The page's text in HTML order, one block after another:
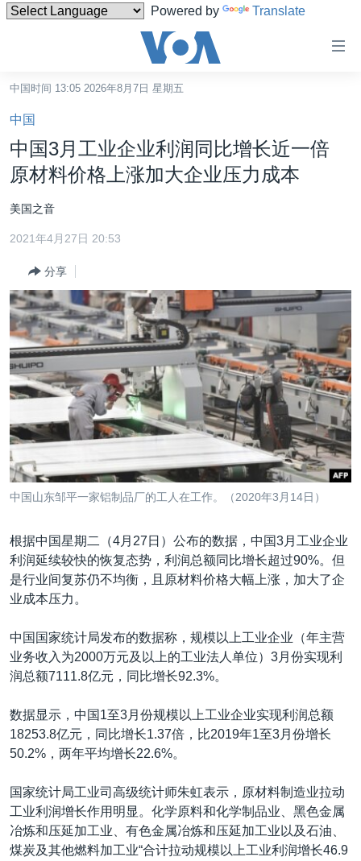
Powered by Translate
碍
链
接
转
内
容
到
导
航
跳
转
到
索
中国
最新国际新闻
印太
中东
欧洲
非洲
美洲
分类新闻
经济·金融·贸易
人权·法律·宗教
科教·文娱·体健
军事
劳工
美中关系
热点专题
白宫要闻
国会报道
美中关系
埃博拉疫情
重要讲话与声明
台海两岸关系
南中国海争端
关注新疆
GEN Z 看美国
VOA视频
VOA今日焦点
中文广播
关注我们
其他语言网站
中国时间 13:05 2026年8月7日 星期五
中国
中国3月工业企业利润同比增长近一倍
原材料价格上涨加大企业压力成本
美国之音
2021年4月27日 20:53
分享
中国山东邹平一家铝制品厂的工人在工作。（2020年3月14日）
根据中国星期二（4月27日）公布的数据，中国3月工业企业
利润延续较快的恢复态势，利润总额同比增长超过90%。但
是行业间复苏仍不均衡，且原材料价格大幅上涨，加大了企
业成本压力。
中国国家统计局发布的数据称，规模以上工业企业（年主营
业务收入为2000万元及以上的工业法人单位）3月份实现利
润总额7111.8亿元，同比增长92.3%。
数据显示，中国1至3月份规模以上工业企业实现利润总额
18253.8亿元，同比增长1.37倍，比2019年1至3月份增长
50.2%，两年平均增长22.6%。
国家统计局工业司高级统计师朱虹表示，原材料制造业拉动
工业利润增长作用明显。化学原料和化学制品业、黑色金属
冶炼和压延加工业、有色金属冶炼和压延加工业以及石油、
煤炭及其他燃料加工业“合计拉动规模以上工业利润增长46.9